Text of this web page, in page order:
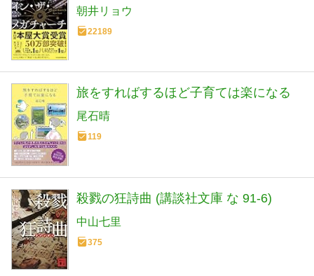
朝井リョウ
22189
旅をすればするほど子育ては楽になる
尾石晴
119
殺戮の狂詩曲 (講談社文庫 な 91-6)
中山七里
375